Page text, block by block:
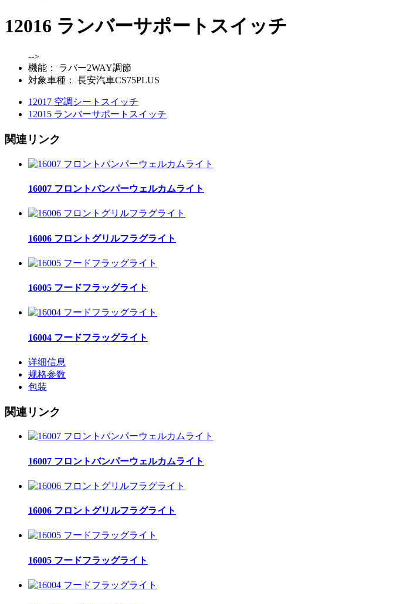
12016 ランバーサポートスイッチ
-->
機能：
ラバー2WAY調節
対象車種：
長安汽車CS75PLUS
12017 空調シートスイッチ
12015 ランバーサポートスイッチ
関連リンク
16007 フロントバンパーウェルカムライト
16006 フロントグリルフラグライト
16005 フードフラッグライト
16004 フードフラッグライト
详细信息
规格参数
包装
関連リンク
16007 フロントバンパーウェルカムライト
16006 フロントグリルフラグライト
16005 フードフラッグライト